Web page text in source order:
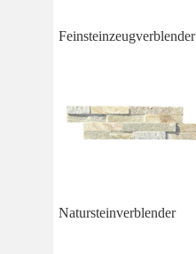
Feinsteinzeugverblender
Natursteinverblender